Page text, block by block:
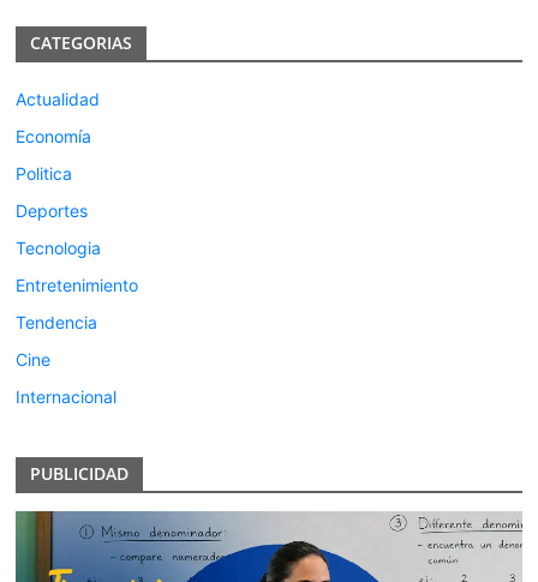
CATEGORIAS
Actualidad
Economía
Politica
Deportes
Tecnologia
Entretenimiento
Tendencia
Cine
Internacional
PUBLICIDAD